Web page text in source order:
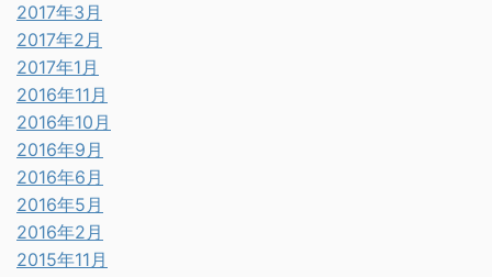
2017年3月
2017年2月
2017年1月
2016年11月
2016年10月
2016年9月
2016年6月
2016年5月
2016年2月
2015年11月